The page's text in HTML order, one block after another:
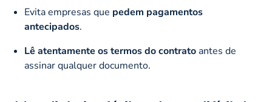
Evita empresas que pedem pagamentos
antecipados.
Lê atentamente os termos do contrato antes de
assinar qualquer documento.